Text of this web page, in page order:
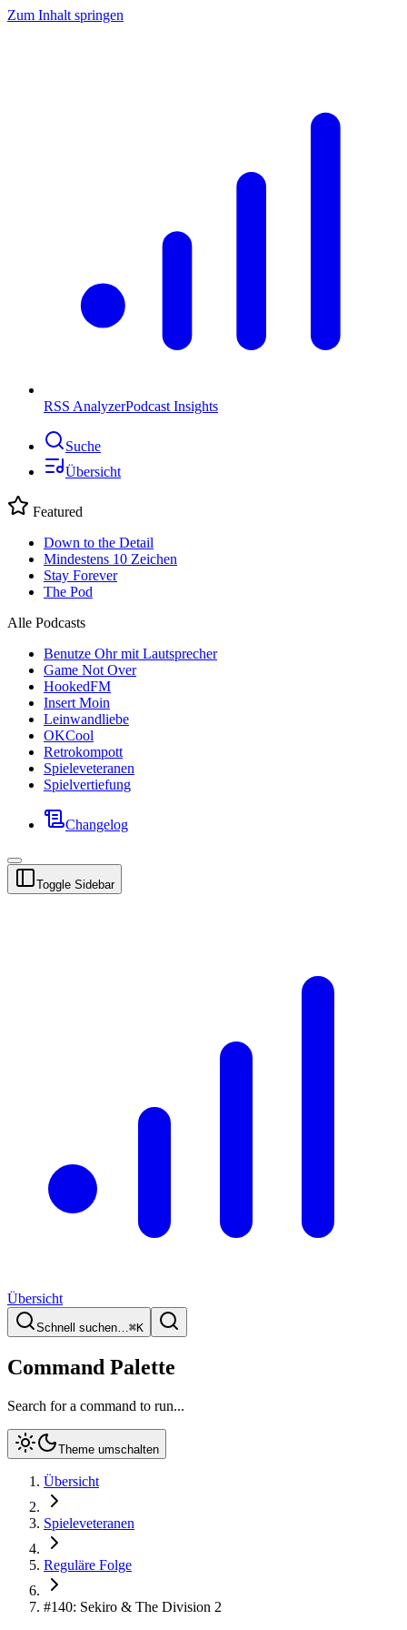
Zum Inhalt springen
RSS AnalyzerPodcast Insights
Suche
Übersicht
Featured
Down to the Detail
Mindestens 10 Zeichen
Stay Forever
The Pod
Alle Podcasts
Benutze Ohr mit Lautsprecher
Game Not Over
HookedFM
Insert Moin
Leinwandliebe
OKCool
Retrokompott
Spieleveteranen
Spielvertiefung
Changelog
Toggle Sidebar
Übersicht
Schnell suchen…⌘K
Command Palette
Search for a command to run...
Theme umschalten
Übersicht
Spieleveteranen
Reguläre Folge
#140: Sekiro & The Division 2